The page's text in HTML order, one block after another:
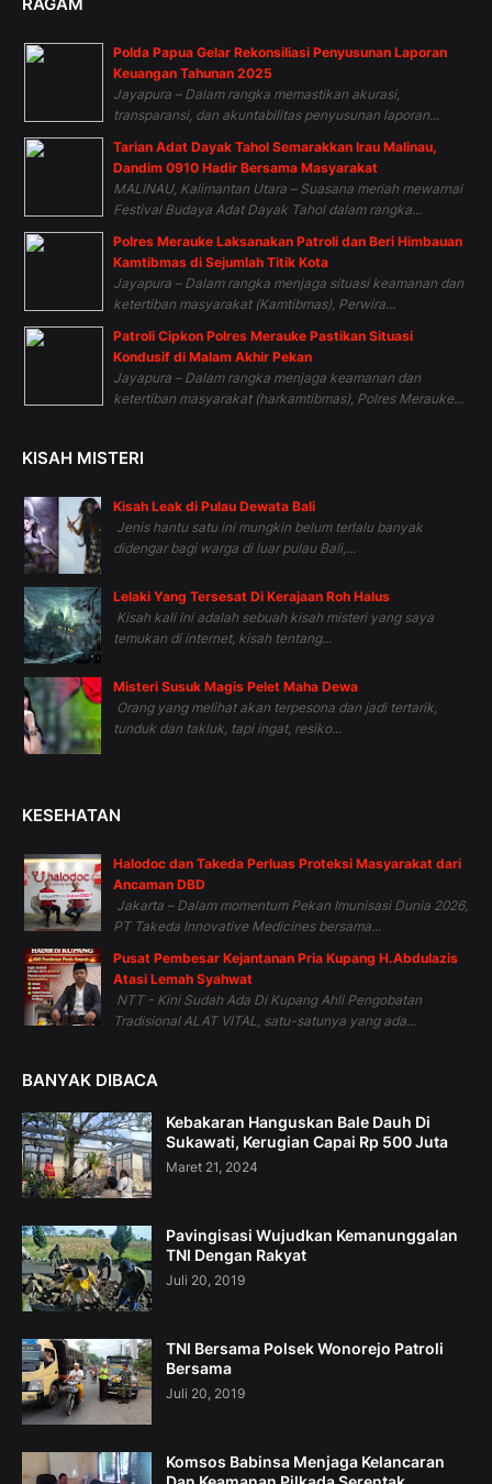
Polda Papua Gelar Rekonsiliasi Penyusunan Laporan
Keuangan Tahunan 2025
Jayapura – Dalam rangka memastikan akurasi,
transparansi, dan akuntabilitas penyusunan laporan...
Tarian Adat Dayak Tahol Semarakkan Irau Malinau,
Dandim 0910 Hadir Bersama Masyarakat
MALINAU, Kalimantan Utara – Suasana meriah mewarnai
Festival Budaya Adat Dayak Tahol dalam rangka...
Polres Merauke Laksanakan Patroli dan Beri Himbauan
Kamtibmas di Sejumlah Titik Kota
Jayapura – Dalam rangka menjaga situasi keamanan dan
ketertiban masyarakat (Kamtibmas), Perwira...
Patroli Cipkon Polres Merauke Pastikan Situasi
Kondusif di Malam Akhir Pekan
Jayapura – Dalam rangka menjaga keamanan dan
ketertiban masyarakat (harkamtibmas), Polres Merauke...
KISAH MISTERI
Kisah Leak di Pulau Dewata Bali
Jenis hantu satu ini mungkin belum terlalu banyak
didengar bagi warga di luar pulau Bali,...
Lelaki Yang Tersesat Di Kerajaan Roh Halus
Kisah kali ini adalah sebuah kisah misteri yang saya
temukan di internet, kisah tentang...
Misteri Susuk Magis Pelet Maha Dewa
Orang yang melihat akan terpesona dan jadi tertarik,
tunduk dan takluk, tapi ingat, resiko...
KESEHATAN
Halodoc dan Takeda Perluas Proteksi Masyarakat dari
Ancaman DBD
Jakarta – Dalam momentum Pekan Imunisasi Dunia 2026,
PT Takeda Innovative Medicines bersama...
Pusat Pembesar Kejantanan Pria Kupang H.Abdulazis
Atasi Lemah Syahwat
NTT - Kini Sudah Ada Di Kupang Ahli Pengobatan
Tradisional ALAT VITAL, satu-satunya yang ada...
BANYAK DIBACA
Kebakaran Hanguskan Bale Dauh Di
Sukawati, Kerugian Capai Rp 500 Juta
Maret 21, 2024
Pavingisasi Wujudkan Kemanunggalan
TNI Dengan Rakyat
Juli 20, 2019
TNI Bersama Polsek Wonorejo Patroli
Bersama
Juli 20, 2019
Komsos Babinsa Menjaga Kelancaran